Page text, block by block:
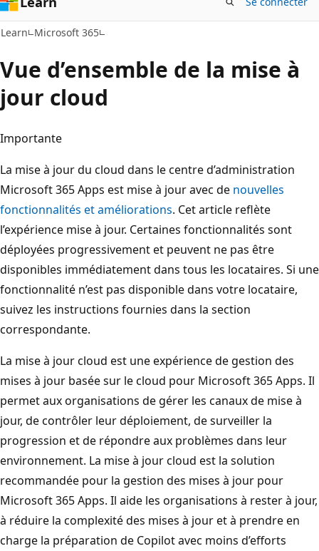
Learn Microsoft 365
Vue d’ensemble de la mise à
jour cloud
Importante
La mise à jour du cloud dans le centre d’administration
Microsoft 365 Apps est mise à jour avec de nouvelles
fonctionnalités et améliorations. Cet article reflète
l’expérience mise à jour. Certaines fonctionnalités sont
déployées progressivement et peuvent ne pas être
disponibles immédiatement dans tous les locataires. Si une
fonctionnalité n’est pas disponible dans votre locataire,
suivez les instructions fournies dans la section
correspondante.
La mise à jour cloud est une expérience de gestion des
mises à jour basée sur le cloud pour Microsoft 365 Apps. Il
permet aux organisations de gérer les canaux de mise à
jour, de contrôler leur déploiement, de surveiller la
progression et de répondre aux problèmes dans leur
environnement. La mise à jour cloud est la solution
recommandée pour la gestion des mises à jour pour
Microsoft 365 Apps. Il aide les organisations à rester à jour,
à réduire la complexité des mises à jour et à prendre en
charge la préparation de Copilot avec moins d’efforts